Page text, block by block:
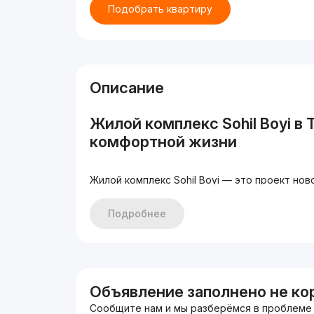
Подобрать квартиру
Описание
Жилой комплекс Sohil Boyi в
комфортной жизни
Жилой комплекс Sohil Boyi — это проект
сборной технологии, что гарантирует
Инфраструктура комплекса
Подробнее
Объявление заполнено не
Сообщите нам и мы разберёмся в проблеме